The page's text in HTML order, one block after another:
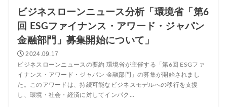
ビジネスローンニュース分析「環境省「第6
回 ESGファイナンス・アワード・ジャパン
金融部門」募集開始について」
2024.09.17
ビジネスローンニュースの要約 環境省が主催する「第6回 ESGファ
イナンス・アワード・ジャパン 金融部門」の募集が開始されまし
た。このアワードは、持続可能なビジネスモデルへの移行を支援
し、環境・社会・経済に対してインパク...